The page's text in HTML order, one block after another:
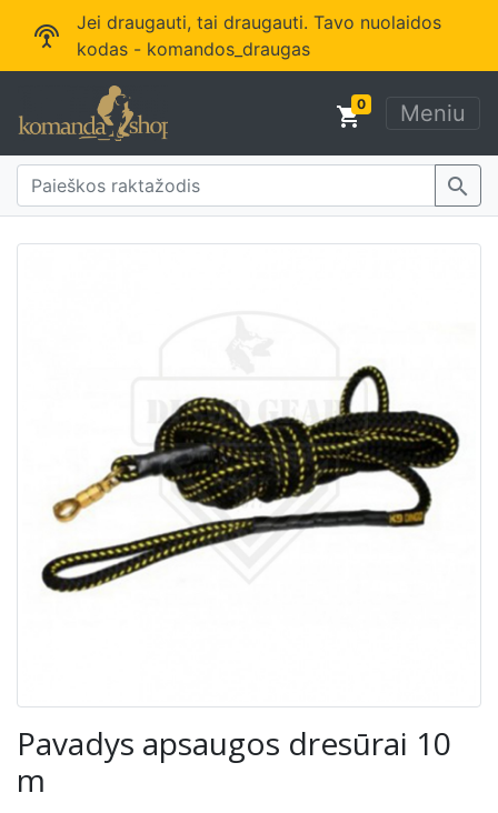
settings_input_antenna
Jei draugauti, tai draugauti. Tavo nuolaidos
kodas - komandos_draugas
shopping_cart0 Meniu
search
Pavadys apsaugos dresūrai 10
m